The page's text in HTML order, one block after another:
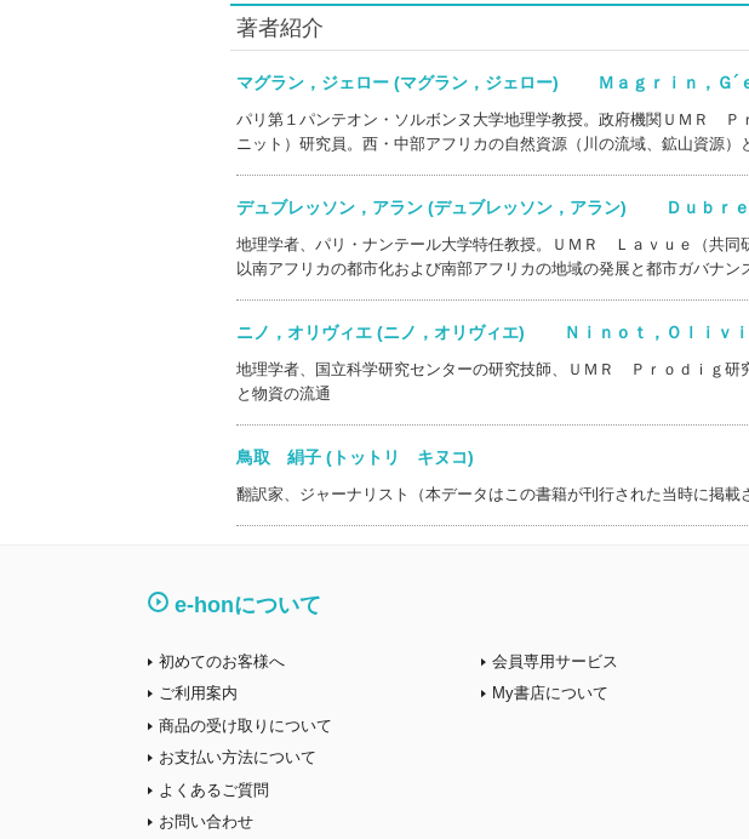
著者紹介
マグラン，ジェロー (マグラン，ジェロー) Ｍａｇｒｉｎ，Ｇ´
パリ第１パンテオン・ソルボンヌ大学地理学教授。政府機関ＵＭＲ Ｐ
ニット）研究員。西・中部アフリカの自然資源（川の流域、鉱山資源）
デュブレッソン，アラン (デュブレッソン，アラン) Ｄｕｂｒｅ
地理学者、パリ・ナンテール大学特任教授。ＵＭＲ Ｌａｖｕｅ（共同
以南アフリカの都市化および南部アフリカの地域の発展と都市ガバナン
ニノ，オリヴィエ (ニノ，オリヴィエ) Ｎｉｎｏｔ，Ｏｌｉｖｉ
地理学者、国立科学研究センターの研究技師、ＵＭＲ Ｐｒｏｄｉｇ研
と物資の流通
鳥取 絹子 (トットリ キヌコ)
翻訳家、ジャーナリスト（本データはこの書籍が刊行された当時に掲載
e-honについて
初めてのお客様へ
ご利用案内
商品の受け取りについて
お支払い方法について
よくあるご質問
お問い合わせ
会員専用サービス
My書店について